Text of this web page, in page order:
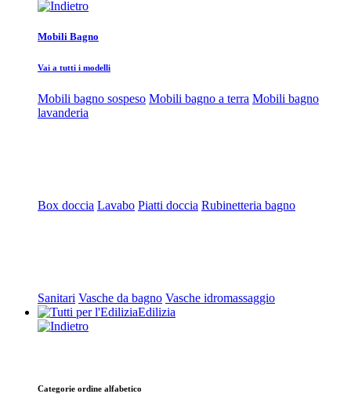
Mobili Bagno
Vai a tutti i modelli
Mobili bagno sospeso Mobili bagno a terra Mobili bagno
lavanderia
Box doccia Lavabo Piatti doccia Rubinetteria bagno
Sanitari Vasche da bagno Vasche idromassaggio
Edilizia
Categorie ordine alfabetico